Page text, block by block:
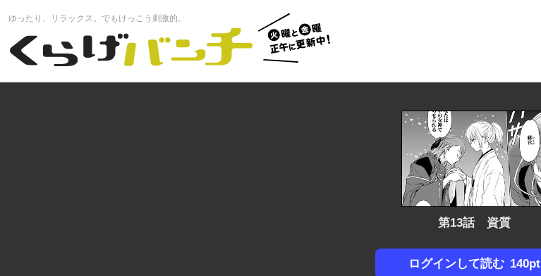
くらげバンチ
火曜と金
曜正午に
更新中！
ゆったり、リラックス。でもけっこう刺激的。
第13話 資質
ログインして読む 140pt